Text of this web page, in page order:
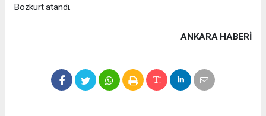
Bozkurt atandı.
ANKARA HABERİ